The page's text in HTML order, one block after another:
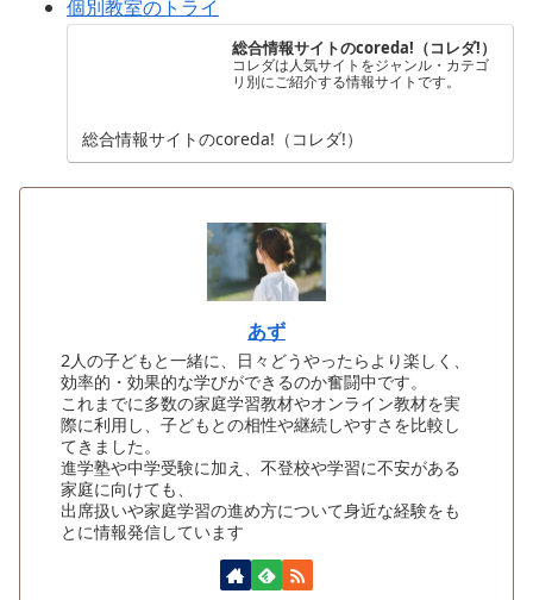
個別教室のトライ
総合情報サイトのcoreda!（コレダ!）
コレダは人気サイトをジャンル・カテゴ
リ別にご紹介する情報サイトです。
総合情報サイトのcoreda!（コレダ!）
あず
2人の子どもと一緒に、日々どうやったらより楽しく、
効率的・効果的な学びができるのか奮闘中です。
これまでに多数の家庭学習教材やオンライン教材を実
際に利用し、子どもとの相性や継続しやすさを比較し
てきました。
進学塾や中学受験に加え、不登校や学習に不安がある
家庭に向けても、
出席扱いや家庭学習の進め方について身近な経験をも
とに情報発信しています